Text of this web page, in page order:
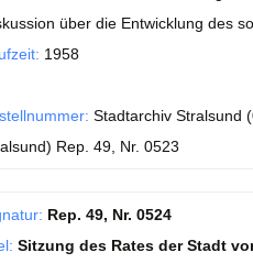
über die Entwicklung des
1958
Stadtarchiv Stralsund
Rep. 49, Nr. 0523
Rep. 49, Nr. 0524
Sitzung des Rates der Stadt